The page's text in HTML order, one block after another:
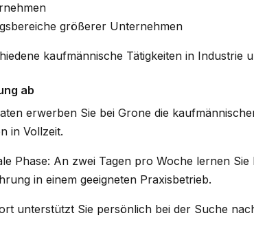
größerer Unternehmen
kaufmännische Tätigkeiten in Industrie
ab
erwerben Sie bei Grone die
in Vollzeit.
Phase: An zwei Tagen pro Woche lernen
in einem geeigneten Praxisbetrieb.
unterstützt Sie persönlich bei der Suche